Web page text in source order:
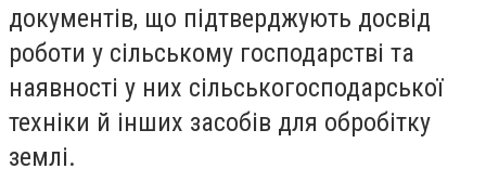
документів, що підтверджують досвід
роботи у сільському господарстві та
наявності у них сільськогосподарської
техніки й інших засобів для обробітку
землі.